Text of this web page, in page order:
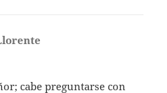
cabe preguntarse con